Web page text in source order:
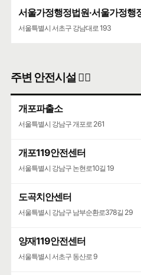
서울가정행정법원·서울가정행
서울특별시 서초구 강남대로 193
주변 안전시설 👮‍♀️
개포파출소
서울특별시 강남구 개포로 261
개포119안전센터
서울특별시 강남구 논현로10길 19
도곡치안센터
서울특별시 강남구 남부순환로378길 29
양재119안전센터
서울특별시 서초구 동산로 9